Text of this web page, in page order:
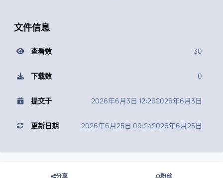
文件信息
查看数 30
下载数 0
提交于 2026年6月3日 12:262026年6月3日
更新日期 2026年6月25日 09:242026年6月25日